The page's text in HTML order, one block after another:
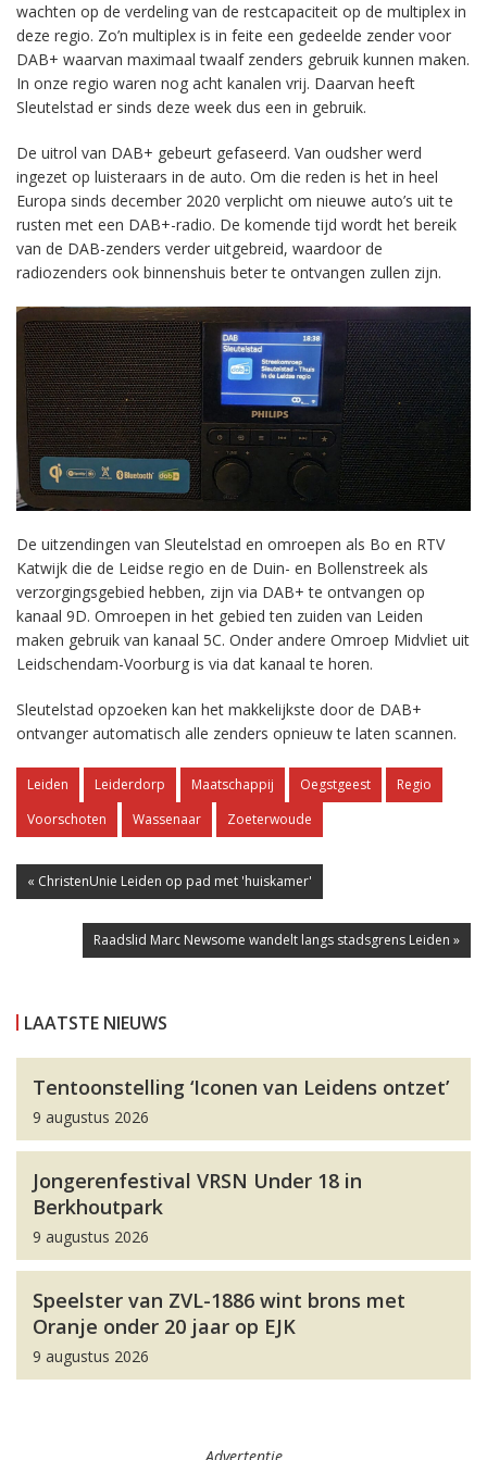
wachten op de verdeling van de restcapaciteit op de multiplex in
deze regio. Zo’n multiplex is in feite een gedeelde zender voor
DAB+ waarvan maximaal twaalf zenders gebruik kunnen maken.
In onze regio waren nog acht kanalen vrij. Daarvan heeft
Sleutelstad er sinds deze week dus een in gebruik.
De uitrol van DAB+ gebeurt gefaseerd. Van oudsher werd
ingezet op luisteraars in de auto. Om die reden is het in heel
Europa sinds december 2020 verplicht om nieuwe auto’s uit te
rusten met een DAB+-radio. De komende tijd wordt het bereik
van de DAB-zenders verder uitgebreid, waardoor de
radiozenders ook binnenshuis beter te ontvangen zullen zijn.
De uitzendingen van Sleutelstad en omroepen als Bo en RTV
Katwijk die de Leidse regio en de Duin- en Bollenstreek als
verzorgingsgebied hebben, zijn via DAB+ te ontvangen op
kanaal 9D. Omroepen in het gebied ten zuiden van Leiden
maken gebruik van kanaal 5C. Onder andere Omroep Midvliet uit
Leidschendam-Voorburg is via dat kanaal te horen.
Sleutelstad opzoeken kan het makkelijkste door de DAB+
ontvanger automatisch alle zenders opnieuw te laten scannen.
Leiden Leiderdorp Maatschappij Oegstgeest
Regio
Voorschoten
Wassenaar Zoeterwoude
« ChristenUnie Leiden op pad met 'huiskamer'
Raadslid Marc Newsome wandelt langs stadsgrens Leiden »
LAATSTE NIEUWS
Tentoonstelling ‘Iconen van Leidens ontzet’
9 augustus 2026
Jongerenfestival VRSN Under 18 in
Berkhoutpark
9 augustus 2026
Speelster van ZVL-1886 wint brons met
Oranje onder 20 jaar op EJK
9 augustus 2026